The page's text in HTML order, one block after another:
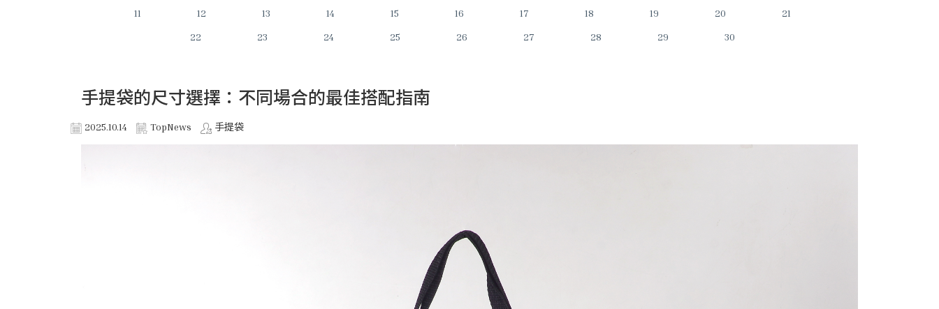
11 12 13 14 15 16 17 18 19 20
21
22
23 24 25 26 27 28 29 30
手提袋的尺寸選擇：不同場合的最佳搭配指南
2025.10.14 TopNews 手提袋